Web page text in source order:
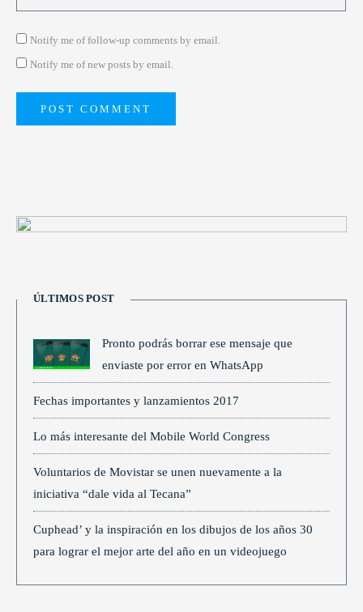
Notify me of follow-up comments by email.
Notify me of new posts by email.
ÚLTIMOS POST
Pronto podrás borrar ese mensaje que
enviaste por error en WhatsApp
Fechas importantes y lanzamientos 2017
Lo más interesante del Mobile World Congress
Voluntarios de Movistar se unen nuevamente a la
iniciativa “dale vida al Tecana”
Cuphead’ y la inspiración en los dibujos de los años 30
para lograr el mejor arte del año en un videojuego